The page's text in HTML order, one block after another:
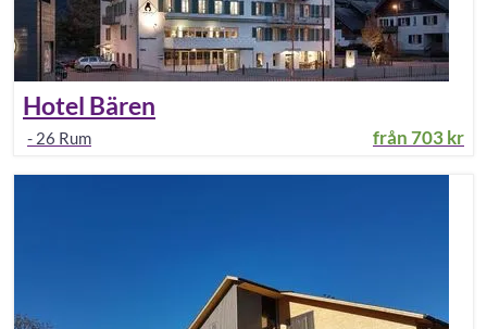
Hotel Bären
- 26 Rum från703 kr